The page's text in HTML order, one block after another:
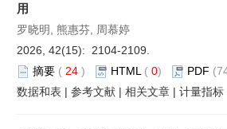
用
罗晓明, 熊惠芬, 周慕婷
2026, 42(15): 2104-2109.
摘要 ( 24 ) HTML ( 0) PDF
数据和表 | 参考文献 | 相关文章 | 计量指标